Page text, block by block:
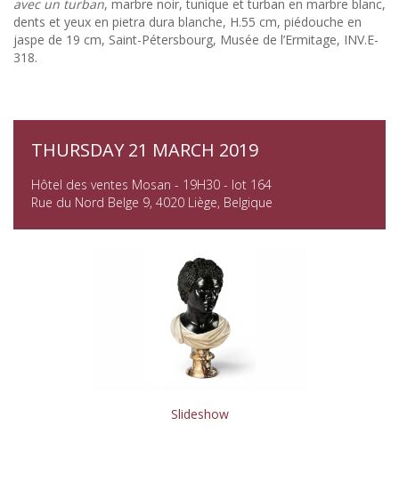
avec un turban, marbre noir, tunique et turban en marbre blanc,
dents et yeux en pietra dura blanche, H.55 cm, piédouche en
jaspe de 19 cm, Saint-Pétersbourg, Musée de l’Ermitage, INV.E-
318.
THURSDAY 21 MARCH 2019
Hôtel des ventes Mosan - 19H30 - lot 164
Rue du Nord Belge 9, 4020 Liège, Belgique
Slideshow